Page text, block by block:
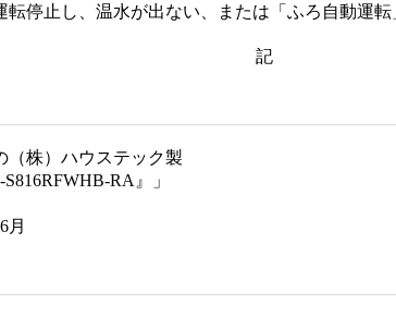
転停止し、温水が出ない、または「ふろ自動運
記
（株）ハウステック製
RA』」
月